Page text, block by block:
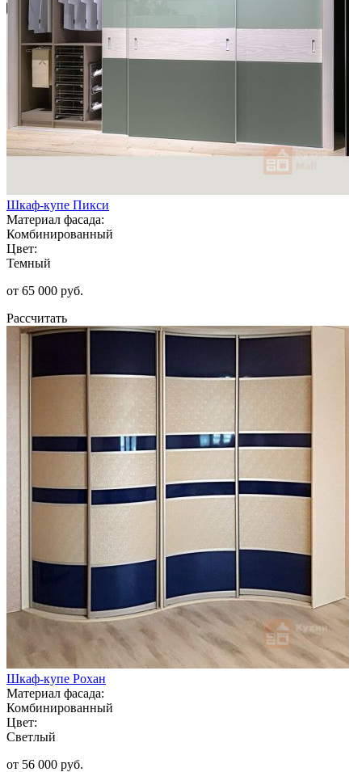
Шкаф-купе Пикси
Материал фасада:
Комбинированный
Цвет:
Темный
от 65 000 руб.
Рассчитать
Шкаф-купе Рохан
Материал фасада:
Комбинированный
Цвет:
Светлый
от 56 000 руб.